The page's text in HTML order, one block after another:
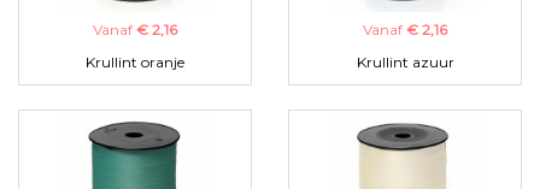
Vanaf € 2,16
Krullint oranje
Vanaf € 2,16
Krullint azuur